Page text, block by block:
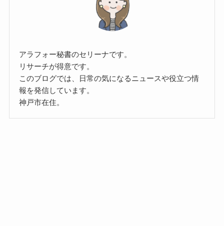
アラフォー秘書のセリーナです。
リサーチが得意です。
このブログでは、日常の気になるニュースや役立つ情
報を発信しています。
神戸市在住。